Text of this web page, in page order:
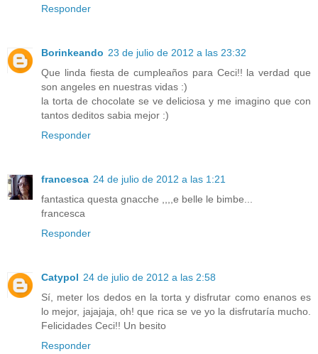
Responder
Borinkeando 23 de julio de 2012 a las 23:32
Que linda fiesta de cumpleaños para Ceci!! la verdad que
son angeles en nuestras vidas :)
la torta de chocolate se ve deliciosa y me imagino que con
tantos deditos sabia mejor :)
Responder
francesca 24 de julio de 2012 a las 1:21
fantastica questa gnacche ,,,,e belle le bimbe...
francesca
Responder
Catypol 24 de julio de 2012 a las 2:58
Sí, meter los dedos en la torta y disfrutar como enanos es
lo mejor, jajajaja, oh! que rica se ve yo la disfrutaría mucho.
Felicidades Ceci!! Un besito
Responder